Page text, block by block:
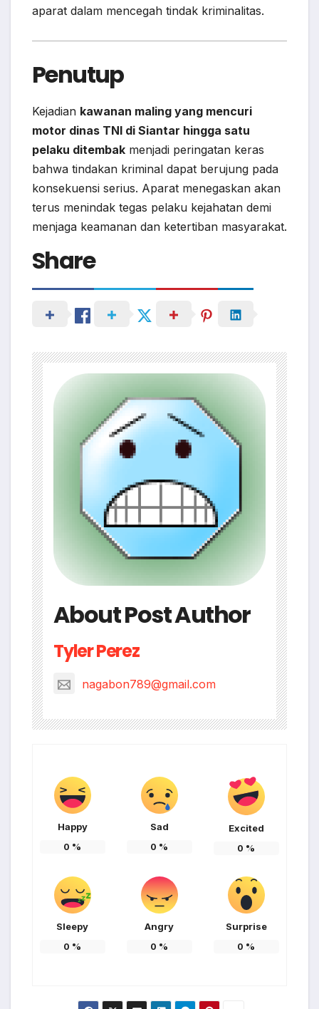
aparat dalam mencegah tindak kriminalitas.
Penutup
Kejadian kawanan maling yang mencuri
motor dinas TNI di Siantar hingga satu
pelaku ditembak menjadi peringatan keras
bahwa tindakan kriminal dapat berujung pada
konsekuensi serius. Aparat menegaskan akan
terus menindak tegas pelaku kejahatan demi
menjaga keamanan dan ketertiban masyarakat.
Share
About Post Author
Tyler Perez
nagabon789@gmail.com
Happy
0 %
Sad
0 %
Excited
0 %
Sleepy
0 %
Angry
0 %
Surprise
0 %